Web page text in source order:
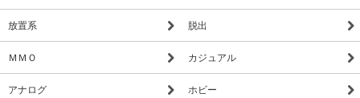
放置系 脱出
ＭＭＯ カジュアル
アナログ ホビー